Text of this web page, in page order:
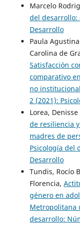
Marcelo
del desarrollo:
Desarrollo
Paula
Carolina de
Satisfacción
comparativo
no
2 (2021):
Lorea,
de resiliencia
madres de
Psicología del
Desarrollo
Tundis, Rocío
Florencia,
género en
Metropolitana
desarrollo: